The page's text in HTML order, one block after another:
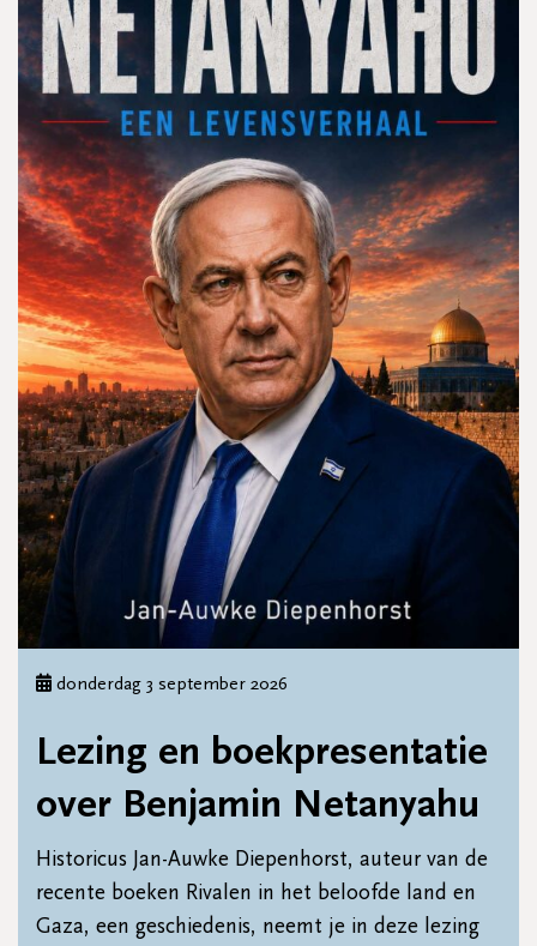
donderdag 3 september 2026
Lezing en boekpresentatie
over Benjamin Netanyahu
Historicus Jan-Auwke Diepenhorst, auteur van de
recente boeken Rivalen in het beloofde land en
Gaza, een geschiedenis, neemt je in deze lezing